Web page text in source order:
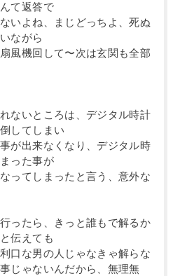
て返答で
いよね、まじどっちよ、死ぬ
ながら
風機回して〜次は玄関も全部
ないところは、デジタル時計
してしまい
が出来なくなり、デジタル時
った事が
ってしまったと言う、意外な
ったら、きっと誰もで解るか
伝えても
口な男の人じゃなきゃ解らな
じゃないんだから、無理無